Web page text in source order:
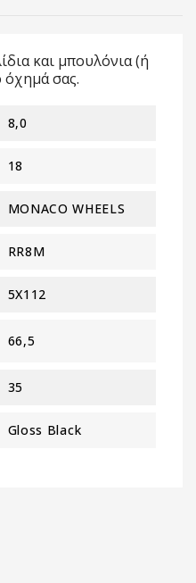
και μπουλόνια (ή
όχημά σας.
8,0
18
MONACO WHEELS
RR8M
5X112
66,5
35
Gloss Black